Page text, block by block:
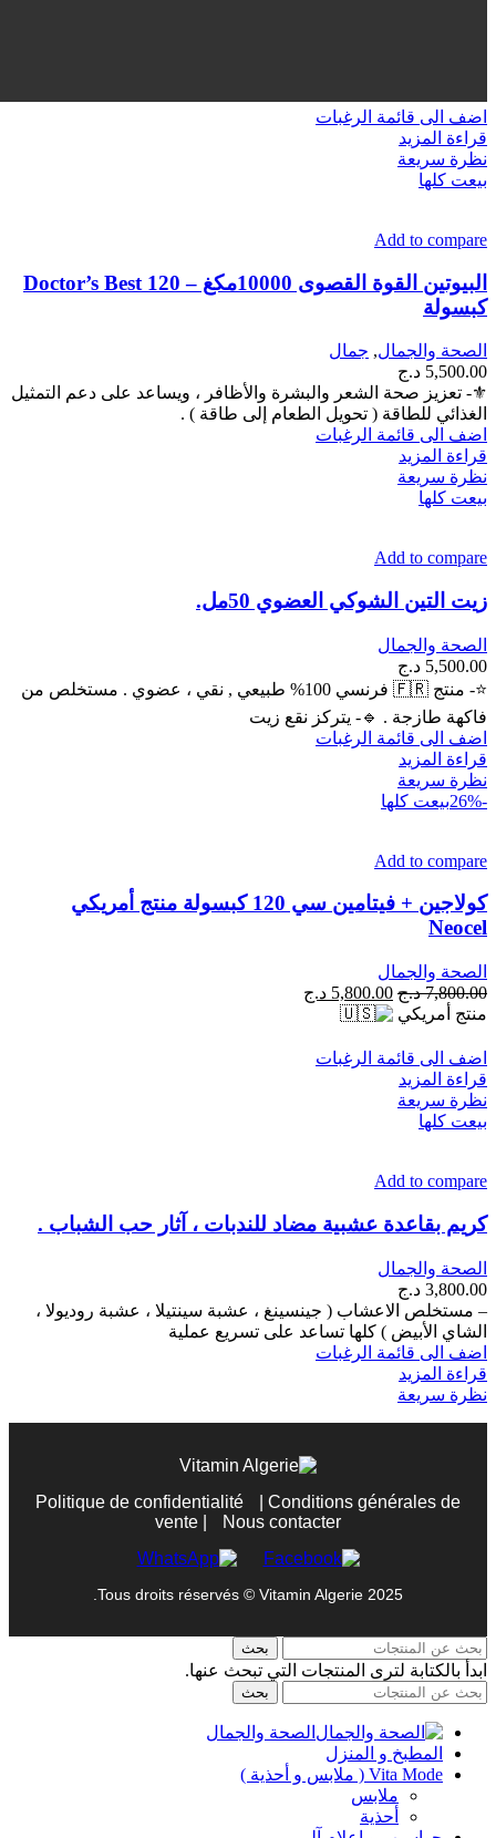
اضف الى قائمة الرغبات
قراءة المزيد
نظرة سريعة
بيعت كلها
Add to compare
البيوتين القوة القصوى 10000مكغ – Doctor’s Best 120
كبسولة
الصحة والجمال, جمال
5,500.00 د.ج
⚜- تعزيز صحة الشعر والبشرة والأظافر ، ويساعد على دعم التمثيل
الغذائي للطاقة ( تحويل الطعام إلى طاقة ) .
اضف الى قائمة الرغبات
قراءة المزيد
نظرة سريعة
بيعت كلها
Add to compare
زيت التين الشوكي العضوي 50مل.
الصحة والجمال
5,500.00 د.ج
⭐- منتج 🇫🇷 فرنسي 100% طبيعي , نقي ، عضوي . مستخلص من
فاكهة طازجة . 🔹️- يتركز نقع زيت
اضف الى قائمة الرغبات
قراءة المزيد
نظرة سريعة
-26%
بيعت كلها
Add to compare
كولاجين + فيتامين سي 120 كبسولة منتج أمريكي
Neocel
الصحة والجمال
7,800.00 د.ج السعر
الأصلي
7,800.00 د.ج.
5,800.00 د.ج
منتج أمريكي
اضف الى قائمة الرغبات
قراءة المزيد
نظرة سريعة
بيعت كلها
Add to compare
كريم بقاعدة عشبية مضاد للندبات ، آثار حب الشباب .
الصحة والجمال
3,800.00 د.ج
– مستخلص الاعشاب ( جينسينغ ، عشبة سينتيلا ، عشبة روديولا ،
الشاي الأبيض ) كلها تساعد على تسريع عملية
اضف الى قائمة الرغبات
قراءة المزيد
نظرة سريعة
Politique de confidentialité
Conditions générales de
vente
Nous contacter
Tous droits réservés © Vitamin Algerie 2025.
بحث
ابدأ بالكتابة لترى المنتجات التي تبحث عنها.
بحث
الصحة والجمال
المطبخ و المنزل
Vita Mode ( ملابس و أحذية )
ملابس
أحذية